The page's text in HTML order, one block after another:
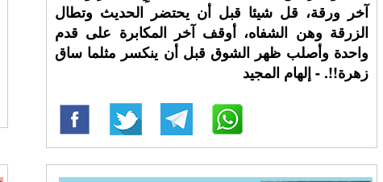
آخر ورقة، قل شيئا قبل أن يحتضر الحديث وتطال
الزرقة وهن الشفاه، أوقف آخر المكابرة على قدم
واحدة وأصلب ظهر الشوق قبل أن ينكسر مثلما ساق
زهرة!!. - إلهام المجيد